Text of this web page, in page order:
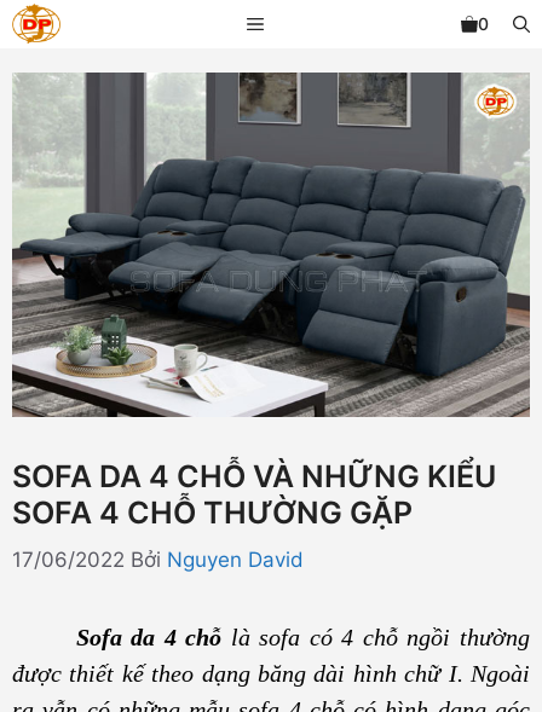
Chuyển
đến
nội
dung
MENU 0
SOFA DA 4 CHỖ VÀ NHỮNG KIỂU
SOFA 4 CHỖ THƯỜNG GẶP
17/06/2022 Bởi Nguyen David
Sofa da 4 chỗ là sofa có 4 chỗ ngồi thường
được thiết kế theo dạng băng dài hình chữ I. Ngoài